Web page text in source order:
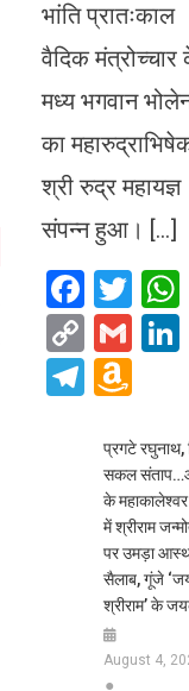
भांति प्रातःकाल
वैदिक
मध्य भगवान
का
श्री रुद्र महायज्ञ
संपन्न हुआ। […]
Copy
Link
प्रगटे रघुनाथ,
सकल
के
में श्रीराम
पर उमड़ा
सैलाब, गूंजे
श्रीराम’ के
August 4,